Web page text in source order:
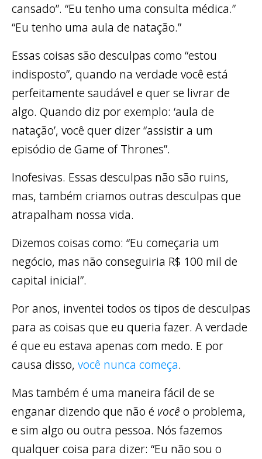
cansado”. “Eu tenho uma consulta médica.”
“Eu tenho uma aula de natação.”
Essas coisas são desculpas como “estou
indisposto”, quando na verdade você está
perfeitamente saudável e quer se livrar de
algo. Quando diz por exemplo: ‘aula de
natação’, você quer dizer “assistir a um
episódio de Game of Thrones”.
Inofesivas. Essas desculpas não são ruins,
mas, também criamos outras desculpas que
atrapalham nossa vida.
Dizemos coisas como: “Eu começaria um
negócio, mas não conseguiria R$ 100 mil de
capital inicial”.
Por anos, inventei todos os tipos de desculpas
para as coisas que eu queria fazer. A verdade
é que eu estava apenas com medo. E por
causa disso, você nunca começa.
Mas também é uma maneira fácil de se
enganar dizendo que não é você o problema,
e sim algo ou outra pessoa. Nós fazemos
qualquer coisa para dizer: “Eu não sou o